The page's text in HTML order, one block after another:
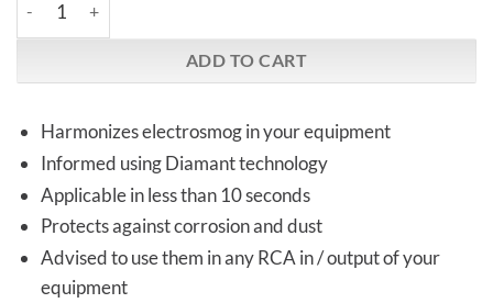
ADD TO CART
Harmonizes electrosmog in your equipment
Informed using Diamant technology
Applicable in less than 10 seconds
Protects against corrosion and dust
Advised to use them in any RCA in / output of your
equipment